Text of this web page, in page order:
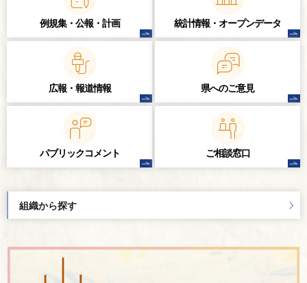
例規集・公報・計画 統計情報・ オープンデータ
広報・報道情報 県へのご意見
パブリックコメント ご相談窓口
組織から探す